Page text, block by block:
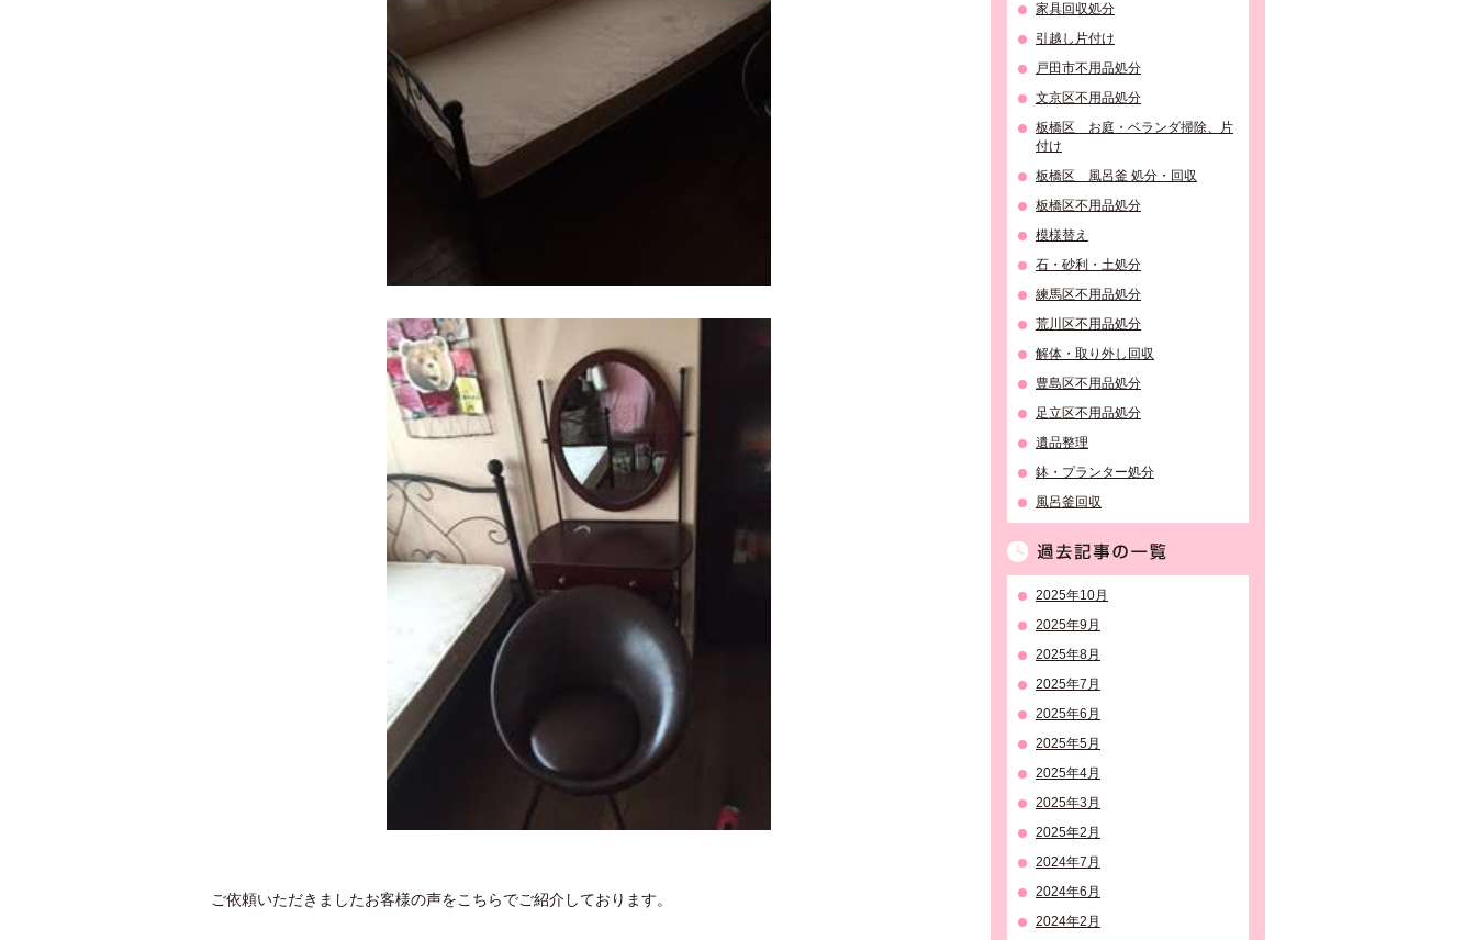
ご依頼いただきましたお客様の声をこちらでご紹介しております。
家具回収処分
引越し片付け
戸田市不用品処分
文京区不用品処分
板橋区 お庭・ベランダ掃除、片
付け
板橋区 風呂釜 処分・回収
板橋区不用品処分
模様替え
石・砂利・土処分
練馬区不用品処分
荒川区不用品処分
解体・取り外し回収
豊島区不用品処分
足立区不用品処分
遺品整理
鉢・プランター処分
風呂釜回収
2025年10月
2025年9月
2025年8月
2025年7月
2025年6月
2025年5月
2025年4月
2025年3月
2025年2月
2024年7月
2024年6月
2024年2月